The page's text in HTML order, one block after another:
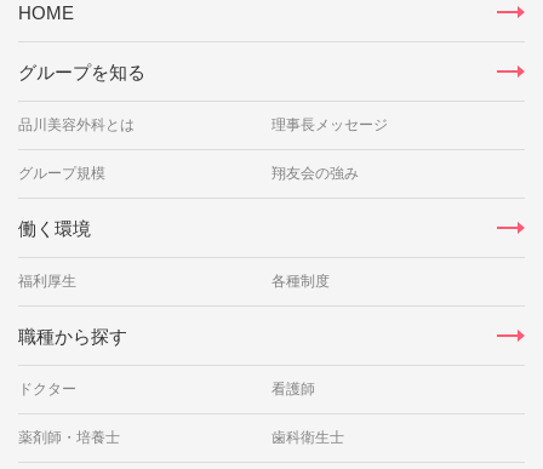
HOME
グループを知る
品川美容外科とは 理事長メッセージ
グループ規模 翔友会の強み
働く環境
福利厚生 各種制度
職種から探す
ドクター 看護師
薬剤師・培養士 歯科衛生士